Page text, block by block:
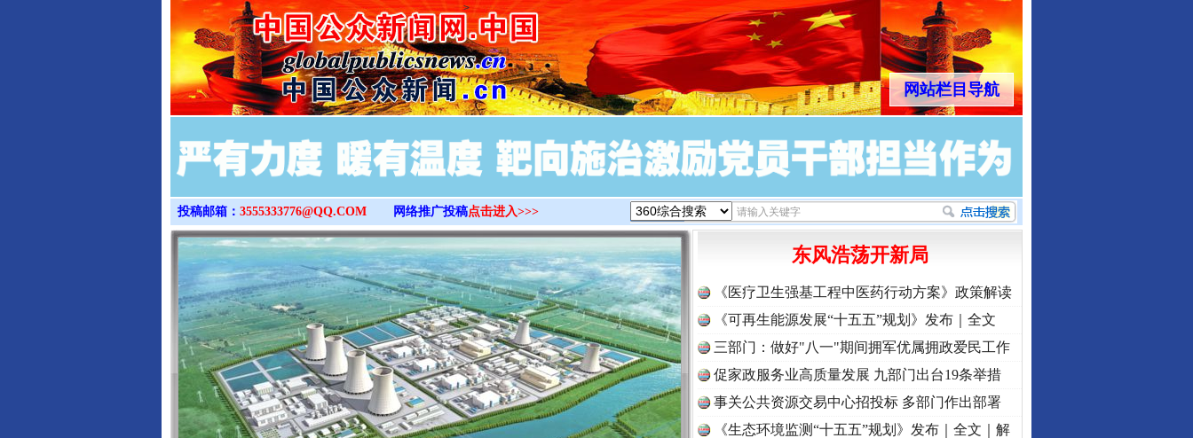
>
网站栏目导航
投稿邮箱： 3555333776@QQ.COM 网络推广投稿点击进入>>>
东风浩荡开新局
《医疗卫生强基工程中医药行动方案》政策解读
《可再生能源发展“十五五”规划》发布｜全文
三部门：做好"八一"期间拥军优属拥政爱民工作
促家政服务业高质量发展 九部门出台19条举措
事关公共资源交易中心招投标 多部门作出部署
《生态环境监测“十五五”规划》发布｜全文｜解